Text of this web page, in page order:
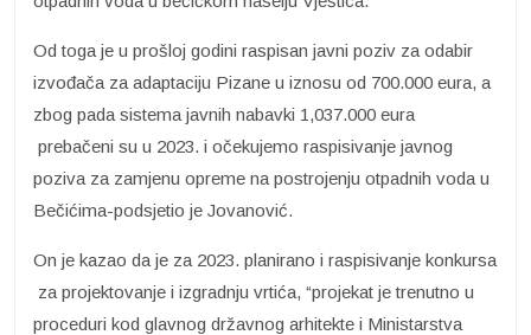
Od toga je u prošloj godini raspisan javni poziv za odabir
izvođača za adaptaciju Pizane u iznosu od 700.000 eura, a
zbog pada sistema javnih nabavki 1,037.000 eura
prebačeni su u 2023. i očekujemo raspisivanje javnog
poziva za zamjenu opreme na postrojenju otpadnih voda u
Bečićima-podsjetio je Jovanović.
On je kazao da je za 2023. planirano i raspisivanje konkursa
za projektovanje i izgradnju vrtića, “projekat je trenutno u
proceduri kod glavnog državnog arhitekte i Ministarstva